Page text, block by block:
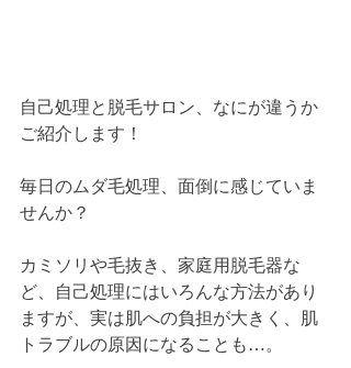
自己処理と脱毛サロン、なにが違うか
ご紹介します！
毎日のムダ毛処理、面倒に感じていま
せんか？
カミソリや毛抜き、家庭用脱毛器な
ど、自己処理にはいろんな方法があり
ますが、実は肌への負担が大きく、肌
トラブルの原因になることも…。